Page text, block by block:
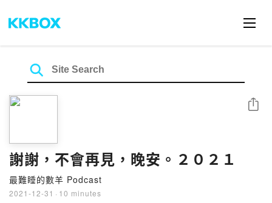
謝謝，不會再見，晚安。２０２１
最難睡的數羊 Podcast
2021-12-31 · 10 minutes
Share